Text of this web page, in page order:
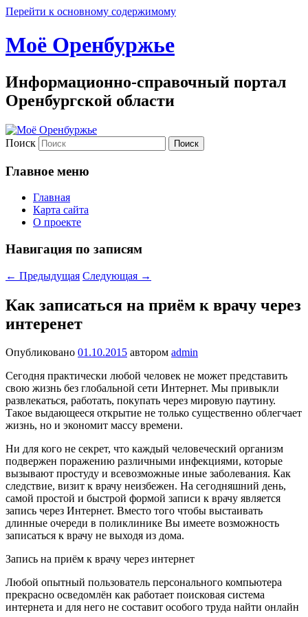
Перейти к основному содержимому
Моё Оренбуржье
Информационно-справочный портал
Оренбургской области
Поиск
Главное меню
Главная
Карта сайта
О проекте
Навигация по записям
← Предыдущая Следующая →
Как записаться на приём к врачу через
интеренет
Опубликовано 01.10.2015 автором admin
Сегодня практически любой человек не может представить
свою жизнь без глобальной сети Интернет. Мы привыкли
развлекаться, работать, покупать через мировую паутину.
Такое выдающееся открытие не только существенно облегчает
жизнь, но и экономит массу времени.
Ни для кого не секрет, что каждый человеческий организм
подвержен поражению различными инфекциями, которые
вызывают простуду и всевозможные иные заболевания. Как
следствие, визит к врачу неизбежен. На сегодняшний день,
самой простой и быстрой формой записи к врачу является
запись через Интернет. Вместо того чтобы выстаивать
длинные очереди в поликлинике Вы имеете возможность
записаться к врачу не выходя из дома.
Запись на приём к врачу через интернет
Любой опытный пользователь персонального компьютера
прекрасно осведомлён как работает поисковая система
интернета и для него не составит особого труда найти онлайн